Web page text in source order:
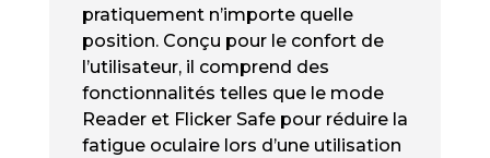
SRGBpratiquement n’importe quelle
position. Conçu pour le confort de
l’utilisateur, il comprend des
fonctionnalités telles que le mode
Reader et Flicker Safe pour réduire la
fatigue oculaire lors d’une utilisation